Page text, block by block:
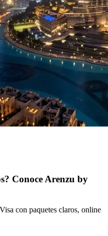
Conoce Arenzu by
con paquetes claros, online